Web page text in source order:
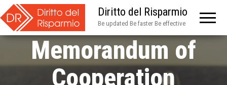
Diritto del Risparmio
Be updated Be faster Be effective
Multilateral
Memorandum of
Cooperation